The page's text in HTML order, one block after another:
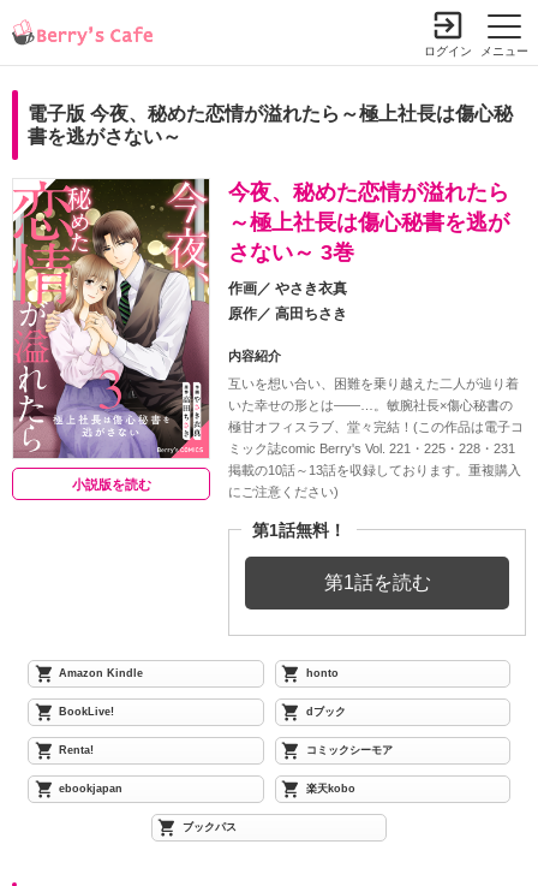
メニュー
ログイン
電子版 今夜、秘めた恋情が溢れたら～極上社長は傷心秘
書を逃がさない～
小説版を読む
今夜、秘めた恋情が溢れたら
～極上社長は傷心秘書を逃が
さない～ 3巻
作画／ やさき衣真
原作／ 高田ちさき
内容紹介
互いを想い合い、困難を乗り越えた二人が辿り着
いた幸せの形とは――…。敏腕社長×傷心秘書の
極甘オフィスラブ、堂々完結！(この作品は電子コ
ミック誌comic Berry's Vol. 221・225・228・231
掲載の10話～13話を収録しております。重複購入
にご注意ください)
第1話無料！
第1話を読む
Amazon Kindle honto
BookLive! dブック
Renta! コミックシーモア
ebookjapan 楽天kobo
ブックパス